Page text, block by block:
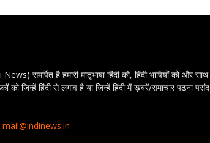
समर्पित है हमारी मातृभाषा हिंदी को, हिंदी भाषियों को और साथ
को जिन्हें हिंदी से लगाव है या जिन्हें हिंदी में ख़बरें/समाचार पढना पसंद
mail@indinews.in